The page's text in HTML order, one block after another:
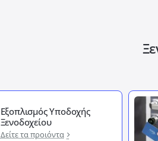
Εξοπλισμός Υποδοχής
Ξενοδοχείου
Δείτε τα προιόντα